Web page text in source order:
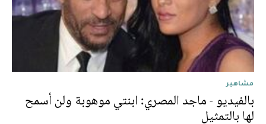
مشاهير
بالفيديو - ماجد المصري: ابنتي موهوبة ولن أسمح
لها بالتمثيل